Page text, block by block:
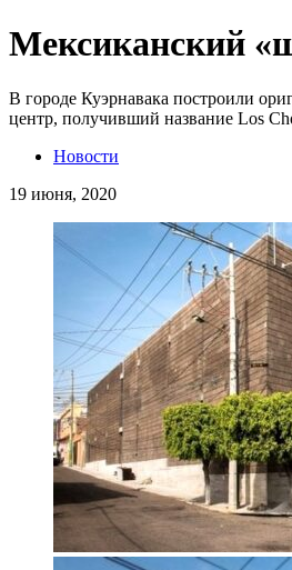
Мексиканский
В городе Куэрнавака построили
центр, получивший название Los
Новости
19 июня, 2020